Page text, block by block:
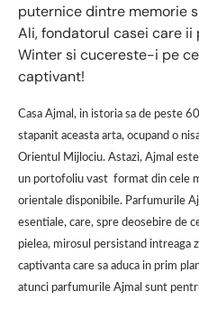
puternice dintre memorie
Ali, fondatorul casei care ii
Winter si cucereste-i pe
captivant!
Casa Ajmal, in istoria sa de peste
stapanit aceasta arta, ocupand o
Orientul Mijlociu. Astazi, Ajmal
un portofoliu vast format din cele
orientale disponibile. Parfumurile
esentiale, care, spre deosebire de
pielea, mirosul persistand intreaga
captivanta care sa aduca in prim
atunci parfumurile Ajmal sunt